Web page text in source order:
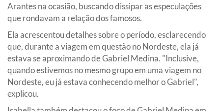
Arantes na ocasião, buscando dissipar as especulações
que rondavam a relação dos famosos.
Ela acrescentou detalhes sobre o período, esclarecendo
que, durante a viagem em questão no Nordeste, ela já
estava se aproximando de Gabriel Medina. "Inclusive,
quando estivemos no mesmo grupo em uma viagem no
Nordeste, eu já estava conhecendo melhor o Gabriel",
explicou.